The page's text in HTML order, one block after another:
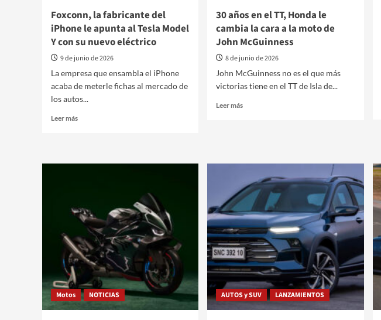
Foxconn, la fabricante del
iPhone le apunta al Tesla Model
Y con su nuevo eléctrico
9 de junio de 2026
La empresa que ensambla el iPhone
acaba de meterle fichas al mercado de
los autos...
Leer másLeer
apunta
Tesla
Model
Y
con
su
nuevo
eléctrico
30 años en el TT, Honda le
cambia la cara a la moto de
John McGuinness
8 de junio de 2026
John McGuinness no es el que más
victorias tiene en el TT de Isla de...
Leer másLeer
TT,
Honda
cambia
la
cara
a
la
moto
de
John
McGuinness
Motos NOTICIAS AUTOS y SUV LANZAMIENTOS